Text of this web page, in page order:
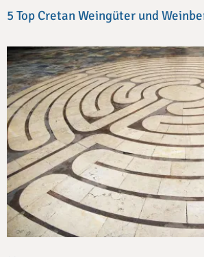
5 Top Cretan Weingüter und